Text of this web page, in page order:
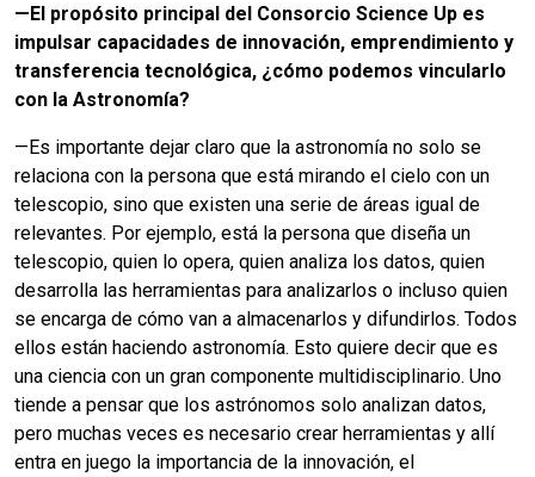
—El propósito principal del Consorcio Science Up es
impulsar capacidades de innovación, emprendimiento y
transferencia tecnológica, ¿cómo podemos vincularlo
con la Astronomía?
—Es importante dejar claro que la astronomía no solo se
relaciona con la persona que está mirando el cielo con un
telescopio, sino que existen una serie de áreas igual de
relevantes. Por ejemplo, está la persona que diseña un
telescopio, quien lo opera, quien analiza los datos, quien
desarrolla las herramientas para analizarlos o incluso quien
se encarga de cómo van a almacenarlos y difundirlos. Todos
ellos están haciendo astronomía. Esto quiere decir que es
una ciencia con un gran componente multidisciplinario. Uno
tiende a pensar que los astrónomos solo analizan datos,
pero muchas veces es necesario crear herramientas y allí
entra en juego la importancia de la innovación, el